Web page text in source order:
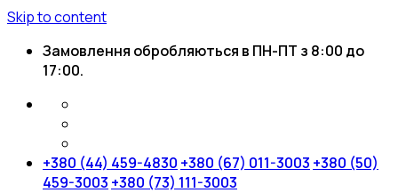
Skip to content
Замовлення обробляються в ПН-ПТ з 8:00 до
17:00.
+380 (44) 459-4830 +380 (67) 011-3003 +380 (50)
459-3003 +380 (73) 111-3003